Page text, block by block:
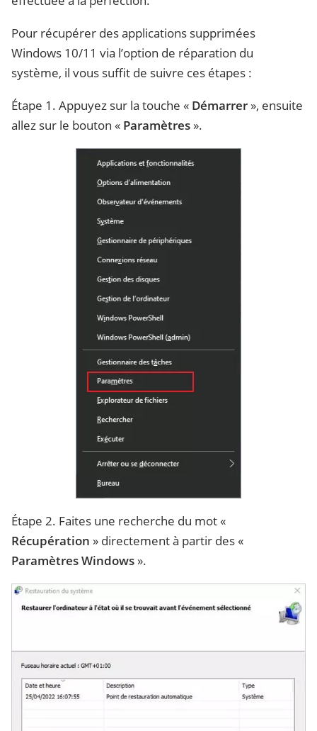
Pour récupérer des applications supprimées
Windows 10/11 via l’option de réparation du
système, il vous suffit de suivre ces étapes :
Étape 1. Appuyez sur la touche « Démarrer », ensuite
allez sur le bouton « Paramètres ».
Étape 2. Faites une recherche du mot «
Récupération » directement à partir des «
Paramètres Windows ».